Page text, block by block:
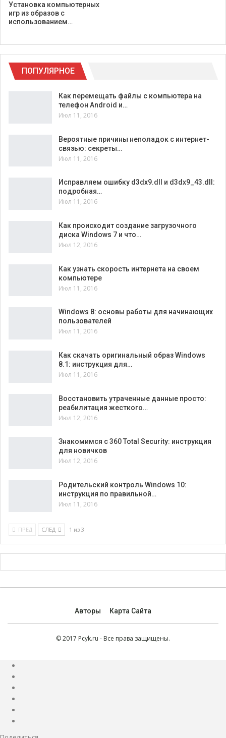
Установка компьютерных
игр из образов с
использованием…
ПОПУЛЯРНОЕ
Как перемещать файлы с компьютера на
телефон Android и…
Июл 11, 2016
Вероятные причины неполадок с интернет-
связью: секреты…
Июл 11, 2016
Исправляем ошибку d3dx9.dll и d3dx9_43.dll:
подробная…
Июл 11, 2016
Как происходит создание загрузочного
диска Windows 7 и что…
Июл 12, 2016
Как узнать скорость интернета на своем
компьютере
Июл 11, 2016
Windows 8: основы работы для начинающих
пользователей
Июл 11, 2016
Как скачать оригинальный образ Windows
8.1: инструкция для…
Июл 11, 2016
Восстановить утраченные данные просто:
реабилитация жесткого…
Июл 12, 2016
Знакомимся с 360 Total Security: инструкция
для новичков
Июл 12, 2016
Родительский контроль Windows 10:
инструкция по правильной…
Июл 11, 2016
ПРЕД СЛЕД 1 из 3
Авторы Карта Сайта
© 2017 Pcyk.ru - Все права защищены.